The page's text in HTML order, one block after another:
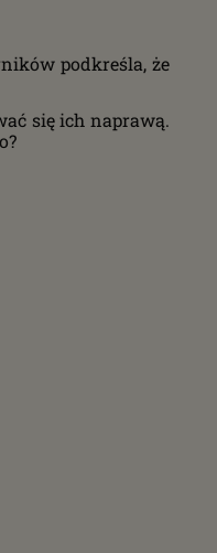
podkreśla, że
się ich naprawą.